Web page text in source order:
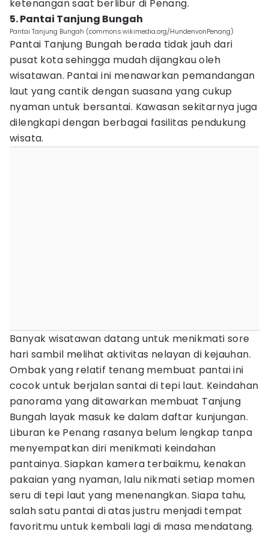
ketenangan saat berlibur di Penang.
5. Pantai Tanjung Bungah
Pantai Tanjung Bungah (commons.wikimedia.org/HundenvonPenang)
Pantai Tanjung Bungah berada tidak jauh dari
pusat kota sehingga mudah dijangkau oleh
wisatawan. Pantai ini menawarkan pemandangan
laut yang cantik dengan suasana yang cukup
nyaman untuk bersantai. Kawasan sekitarnya juga
dilengkapi dengan berbagai fasilitas pendukung
wisata.
Banyak wisatawan datang untuk menikmati sore
hari sambil melihat aktivitas nelayan di kejauhan.
Ombak yang relatif tenang membuat pantai ini
cocok untuk berjalan santai di tepi laut. Keindahan
panorama yang ditawarkan membuat Tanjung
Bungah layak masuk ke dalam daftar kunjungan.
Liburan ke Penang rasanya belum lengkap tanpa
menyempatkan diri menikmati keindahan
pantainya. Siapkan kamera terbaikmu, kenakan
pakaian yang nyaman, lalu nikmati setiap momen
seru di tepi laut yang menenangkan. Siapa tahu,
salah satu pantai di atas justru menjadi tempat
favoritmu untuk kembali lagi di masa mendatang.